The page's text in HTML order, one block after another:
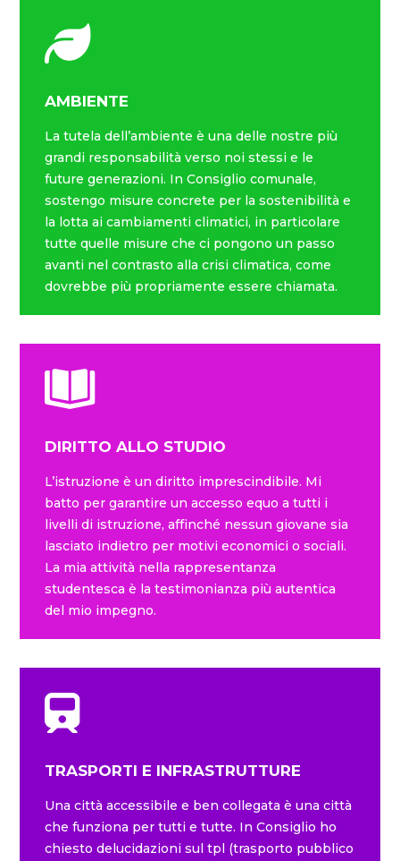
AMBIENTE
La tutela dell’ambiente è una delle nostre più
grandi responsabilità verso noi stessi e le
future generazioni. In Consiglio comunale,
sostengo misure concrete per la sostenibilità e
la lotta ai cambiamenti climatici, in particolare
tutte quelle misure che ci pongono un passo
avanti nel contrasto alla crisi climatica, come
dovrebbe più propriamente essere chiamata.
DIRITTO ALLO STUDIO
L’istruzione è un diritto imprescindibile. Mi
batto per garantire un accesso equo a tutti i
livelli di istruzione, affinché nessun giovane sia
lasciato indietro per motivi economici o sociali.
La mia attività nella rappresentanza
studentesca è la testimonianza più autentica
del mio impegno.
TRASPORTI E INFRASTRUTTURE
Una città accessibile e ben collegata è una città
che funziona per tutti e tutte. In Consiglio ho
chiesto delucidazioni sul tpl (trasporto pubblico